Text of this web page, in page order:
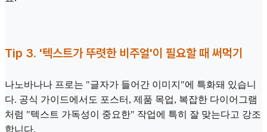
Tip 3. '텍스트가 뚜렷한 비주얼'이 필요할 때 써먹기
나노바나나 프로는 "글자가 들어간 이미지"에 특화돼 있습니
다. 공식 가이드에서도 포스터, 제품 목업, 복잡한 다이어그램
처럼 "텍스트 가독성이 중요한" 작업에 특히 잘 맞는다고 강조
합니다.